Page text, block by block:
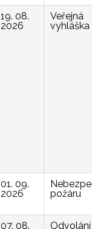
19. 08.
2026
Veřejná
vyhláška
01. 09.
2026
požáru
07. 08. Odvolání